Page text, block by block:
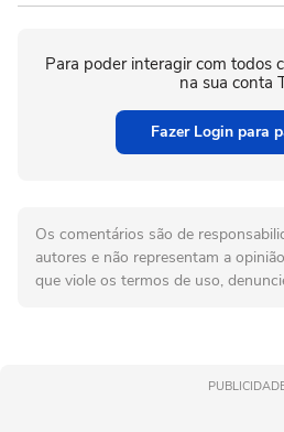
Para poder interagir com todos
na sua conta
Fazer Login para
Os comentários são de
autores e não representam a
que viole os termos de uso,